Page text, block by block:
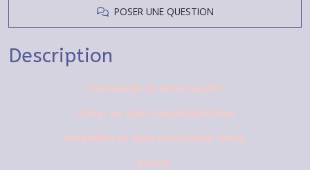
POSER UNE QUESTION
Description
Commande de Anne-Sophie
Collier en acier inoxydable 50cm
médaillon en acier inoxydable 19mm
Résine